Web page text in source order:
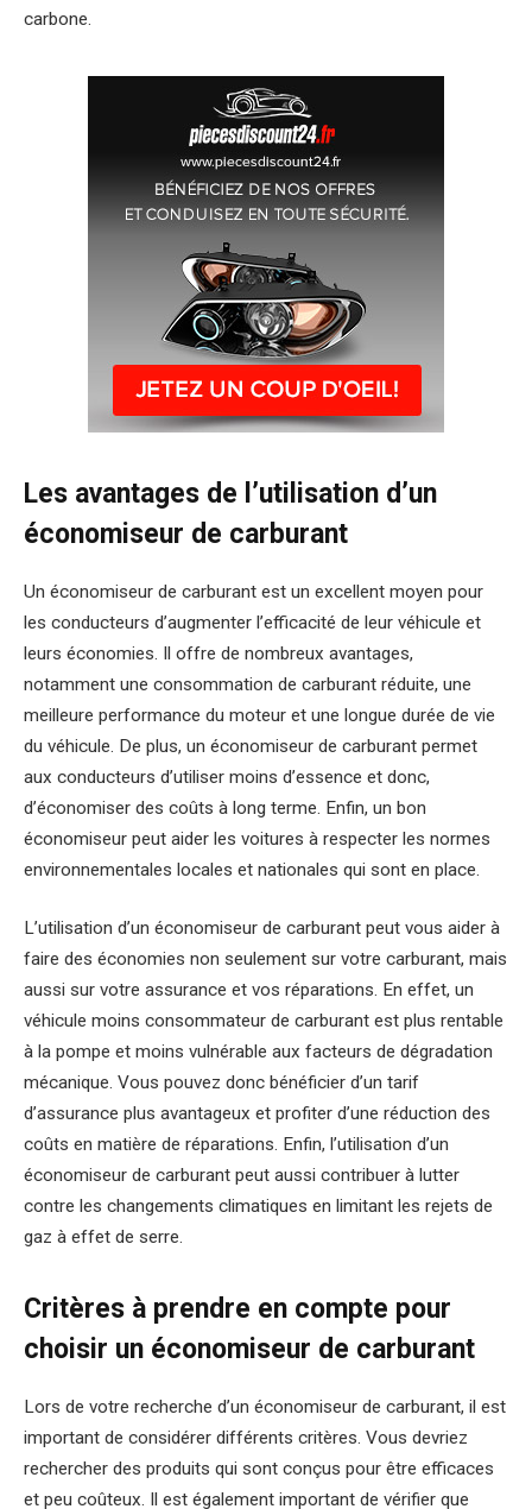
carbone.
Les avantages de l’utilisation d’un
économiseur de carburant
Un économiseur de carburant est un excellent moyen pour
les conducteurs d’augmenter l’efficacité de leur véhicule et
leurs économies. Il offre de nombreux avantages,
notamment une consommation de carburant réduite, une
meilleure performance du moteur et une longue durée de vie
du véhicule. De plus, un économiseur de carburant permet
aux conducteurs d’utiliser moins d’essence et donc,
d’économiser des coûts à long terme. Enfin, un bon
économiseur peut aider les voitures à respecter les normes
environnementales locales et nationales qui sont en place.
L’utilisation d’un économiseur de carburant peut vous aider à
faire des économies non seulement sur votre carburant, mais
aussi sur votre assurance et vos réparations. En effet, un
véhicule moins consommateur de carburant est plus rentable
à la pompe et moins vulnérable aux facteurs de dégradation
mécanique. Vous pouvez donc bénéficier d’un tarif
d’assurance plus avantageux et profiter d’une réduction des
coûts en matière de réparations. Enfin, l’utilisation d’un
économiseur de carburant peut aussi contribuer à lutter
contre les changements climatiques en limitant les rejets de
gaz à effet de serre.
Critères à prendre en compte pour
choisir un économiseur de carburant
Lors de votre recherche d’un économiseur de carburant, il est
important de considérer différents critères. Vous devriez
rechercher des produits qui sont conçus pour être efficaces
et peu coûteux. Il est également important de vérifier que